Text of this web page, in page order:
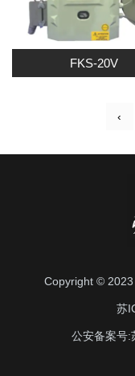
FKS-20V
‹
Copyright © 2023
苏
公安备案号: